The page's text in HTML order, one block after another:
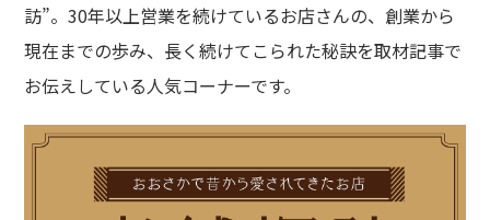
訪”。30年以上営業を続けているお店さんの、創業から
現在までの歩み、長く続けてこられた秘訣を取材記事で
お伝えしている人気コーナーです。